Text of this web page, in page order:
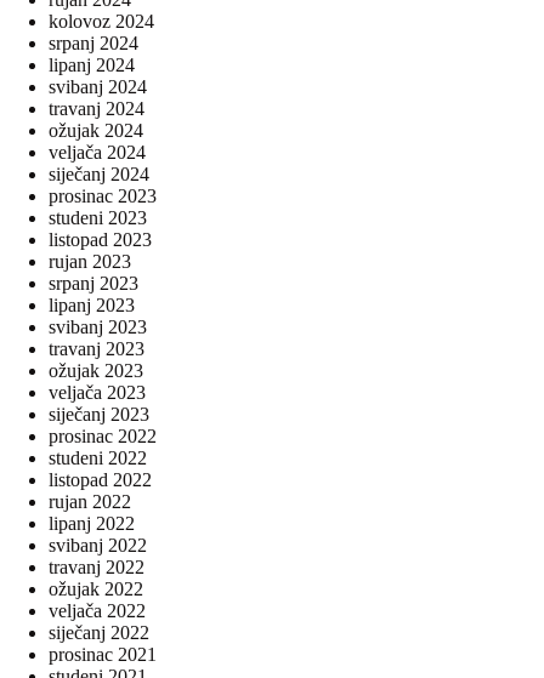
kolovoz 2024
srpanj 2024
lipanj 2024
svibanj 2024
travanj 2024
ožujak 2024
veljača 2024
siječanj 2024
prosinac 2023
studeni 2023
listopad 2023
rujan 2023
srpanj 2023
lipanj 2023
svibanj 2023
travanj 2023
ožujak 2023
veljača 2023
siječanj 2023
prosinac 2022
studeni 2022
listopad 2022
rujan 2022
lipanj 2022
svibanj 2022
travanj 2022
ožujak 2022
veljača 2022
siječanj 2022
prosinac 2021